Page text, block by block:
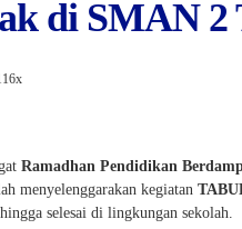
di SMAN 2
Ramadhan Pendidikan
menyelenggarakan kegiatan
selesai di lingkungan sekolah.